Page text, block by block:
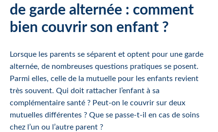
de garde alternée : comment
bien couvrir son enfant ?
Lorsque les parents se séparent et optent pour une garde
alternée, de nombreuses questions pratiques se posent.
Parmi elles, celle de la mutuelle pour les enfants revient
très souvent. Qui doit rattacher l’enfant à sa
complémentaire santé ? Peut-on le couvrir sur deux
mutuelles différentes ? Que se passe-t-il en cas de soins
chez l’un ou l’autre parent ?